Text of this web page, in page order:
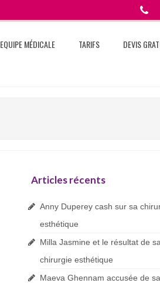
EQUIPE MÉDICALE TARIFS
DEVIS
Articles récents
Anny Duperey cash sur sa
esthétique
Milla Jasmine et le résultat de sa
chirurgie esthétique
Maeva Ghennam accusée de sa